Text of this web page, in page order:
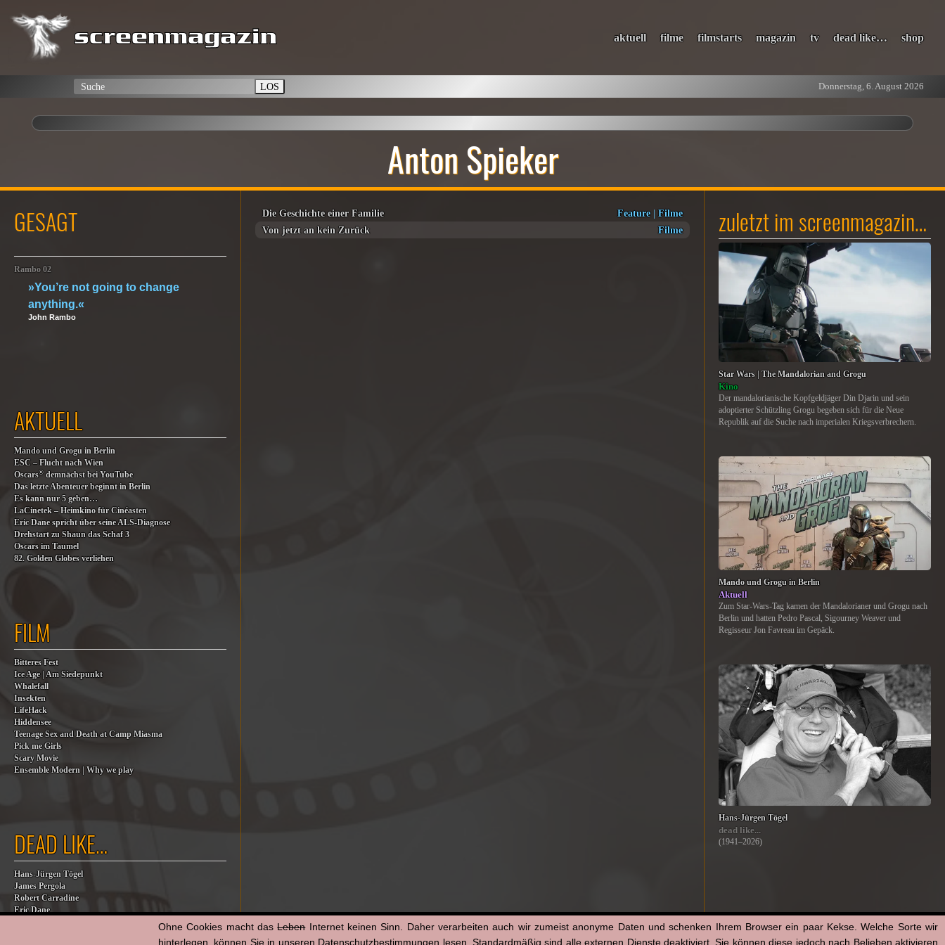
aktuell filme filmstarts magazin tv dead like… shop
LOS Donnerstag, 6. August 2026
Anton Spieker
Die Geschichte einer Familie Feature| Filme
Von jetzt an kein Zurück
Filme
GESAGT
Rambo 02
»You’re not going to change
anything.«
John Rambo
AKTUELL
Mando und Grogu in Berlin
ESC – Flucht nach Wien
Oscars®demnächst bei YouTube
Das letzte Abenteuer beginnt in Berlin
Es kann nur 5 geben…
LaCinetek – Heimkino für Cinéasten
Eric Dane spricht über seine ALS-Diagnose
Drehstart zu Shaun das Schaf 3
Oscars im Taumel
82. Golden Globes verliehen
FILM
Bitteres Fest
Ice Age | Am Siedepunkt
Whalefall
Insekten
LifeHack
Hiddensee
Teenage Sex and Death at Camp Miasma
Pick me Girls
Scary Movie
Ensemble Modern | Why we play
DEAD LIKE…
Hans-Jürgen Tögel
James Pergola
Robert Carradine
Eric Dane
zuletzt im screenmagazin…
Star Wars | The Mandalorian and Grogu
Kino
Der mandalorianische Kopfgeldjäger Din Djarin und sein
adoptierter Schützling Grogu begeben sich für die Neue
Republik auf die Suche nach imperialen Kriegsverbrechern.
Mando und Grogu in Berlin
Aktuell
Zum Star-Wars-Tag kamen der Mandalorianer und Grogu nach
Berlin und hatten Pedro Pascal, Sigourney Weaver und
Regisseur Jon Favreau im Gepäck.
Hans-Jürgen Tögel
dead like...
(1941–2026)
Ohne Cookies macht dasLebenInternet keinen Sinn. Daher verarbeiten auch wir zumeist anonyme Daten und schenken Ihrem Browser ein paar Kekse. Welche Sorte wir
hinterlegen, können Sie in unseren Datenschutzbestimmungen lesen. Standardmäßig sind alle externen Dienste deaktiviert. Sie können diese jedoch nach Belieben aktivieren